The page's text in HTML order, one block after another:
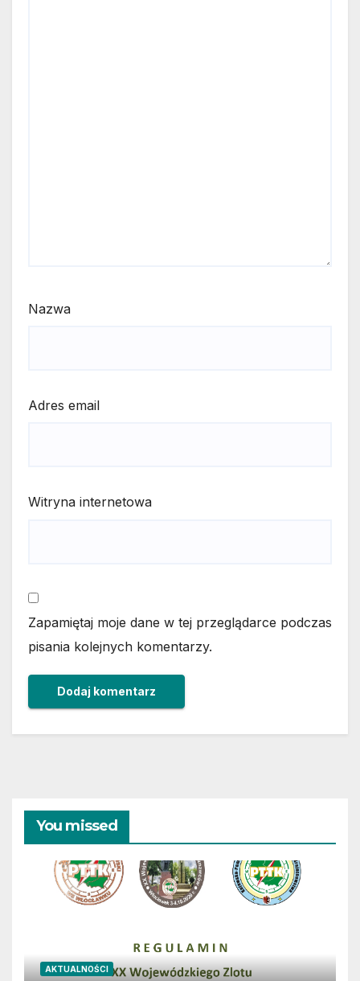
Nazwa
Adres email
Witryna internetowa
Zapamiętaj moje dane w tej przeglądarce podczas
pisania kolejnych komentarzy.
You missed
AKTUALNOŚCI